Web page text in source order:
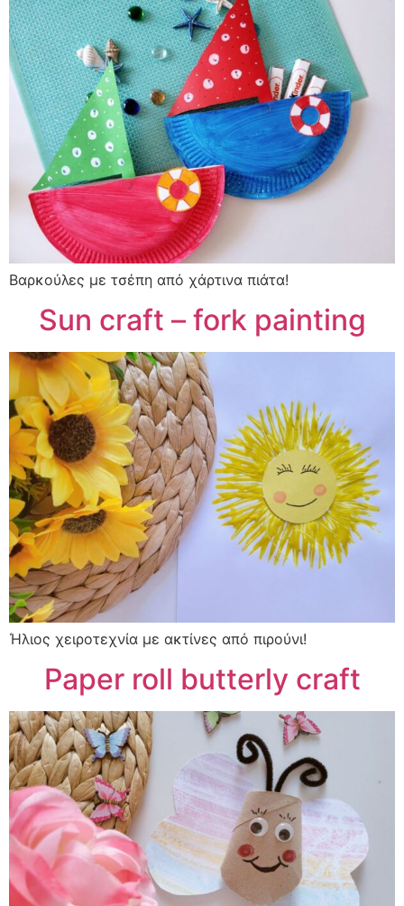
Βαρκούλες με τσέπη από χάρτινα πιάτα!
Sun craft – fork painting
Ήλιος χειροτεχνία με ακτίνες από πιρούνι!
Paper roll butterly craft